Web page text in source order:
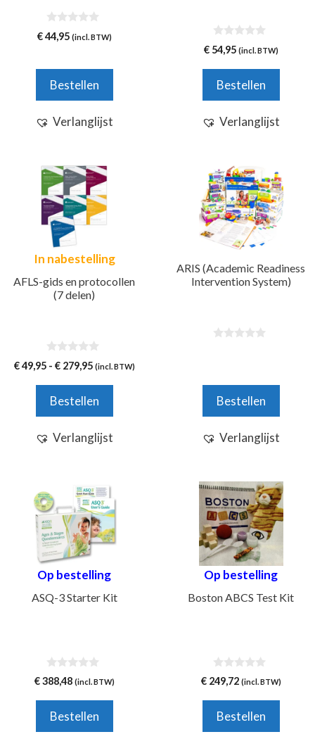
0
v
5
€44,95 (incl. BTW)
Bestellen
Verlanglijst
0
v
5
€54,95 (incl. BTW)
Bestellen
Verlanglijst
In nabestelling
AFLS-gids en protocollen
(7 delen)
v
5
€49,95 - €279,95Prijsklasse:
€ 279,95
(incl. BTW)
Bestellen
Verlanglijst
ARIS (Academic Readiness
Intervention System)
5
Bestellen
Verlanglijst
Op bestelling
ASQ-3 Starter Kit
0
v
5
€388,48 (incl. BTW)
Bestellen
Op bestelling
Boston ABCS Test Kit
0
v
5
€249,72 (incl. BTW)
Bestellen